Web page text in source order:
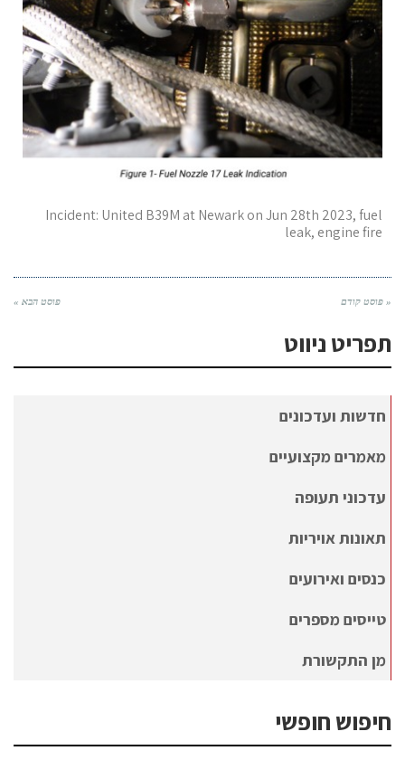
Incident: United B39M at Newark on Jun 28th 2023, fuel
leak, engine fire
« פוסט קודם פוסט הבא »
תפריט ניווט
חדשות ועדכונים
מאמרים מקצועיים
עדכוני תעופה
תאונות אויריות
כנסים ואירועים
טייסים מספרים
מן התקשורת
חיפוש חופשי